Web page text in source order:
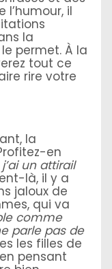
l’humour, il
la
permet. À la
tout ce
rire votre
la
en
un attirail
là, il y a
jaloux de
qui va
comme
parle pas de
les filles de
pensant